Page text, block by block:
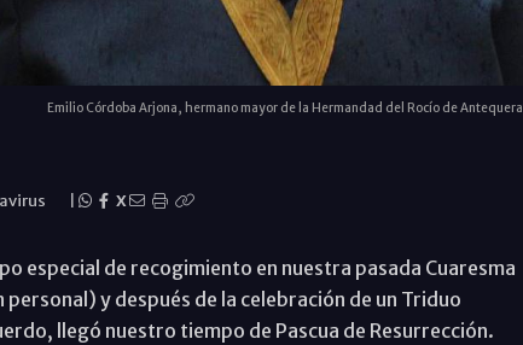
Emilio Córdoba Arjona, hermano mayor de la Hermandad del Rocío de Antequera
X
especial de recogimiento en nuestra pasada Cuaresma
y después de la celebración de un Triduo
llegó nuestro tiempo de Pascua de Resurrección.